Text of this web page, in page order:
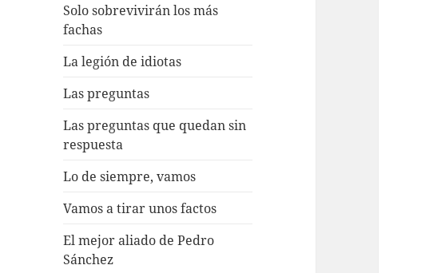
Solo sobrevivirán los más
fachas
La legión de idiotas
Las preguntas
Las preguntas que quedan sin
respuesta
Lo de siempre, vamos
Vamos a tirar unos factos
El mejor aliado de Pedro
Sánchez